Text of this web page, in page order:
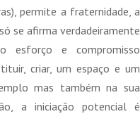
permite a fraternidade, a
se afirma verdadeiramente
esforço e compromisso
criar, um espaço e um
mas também na sua
a iniciação potencial é